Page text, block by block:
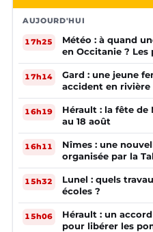
AUJOURD'HUI
17h25
Météo : à quand
en Occitanie ? Les
17h14
Gard : une jeune
accident en rivière
16h19
Hérault : la fête de
au 18 août
16h11
Nîmes : une
organisée par la
15h32
Lunel : quels
écoles ?
15h06
Hérault : un
pour libérer les